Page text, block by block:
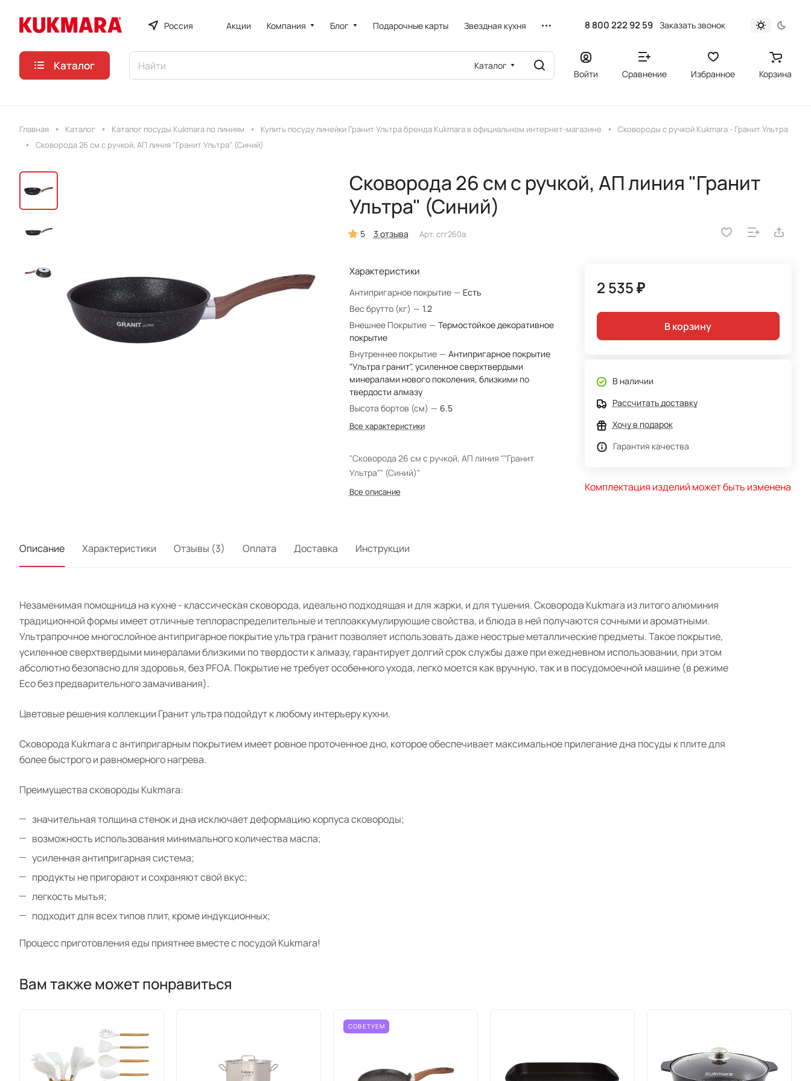
Россия Акции Компания Блог Подарочные карты Звездная кухня 8 800 222 92 59 Заказать звонок
Каталог Каталог
Войти Сравнение Избранное Корзина
Главная Каталог Каталог посуды Kukmara по линиям Купить посуду линейки Гранит Ультра бренда Kukmara в официальном интернет-магазине
Сковороды с ручкой Kukmara - Гранит Ультра
Сковорода 26 см с ручкой, АП линия "Гранит Ультра" (Синий)
Сковорода 26 см с ручкой, АП линия "Гранит
Ультра" (Синий)
5 3 отзыва Арт. сгг260а
Характеристики
Антипригарное покрытие — Есть
Вес брутто (кг) — 1.2
Внешнее Покрытие — Термостойкое декоративное
покрытие
Внутреннее покрытие — Антипригарное покрытие
"Ультра гранит", усиленное сверхтвердыми
минералами нового поколения, близкими по
твердости алмазу
Высота бортов (см) — 6.5
Все характеристики
"Сковорода 26 см с ручкой, АП линия ""Гранит
Ультра"" (Синий)"
Все описание
2 535 ₽
В корзину
В наличии
Рассчитать доставку
Хочу в подарок
Гарантия качества
Комплектация изделий может быть изменена
Описание Характеристики Отзывы (3) Оплата Доставка Инструкции
Незаменимая помощница на кухне - классическая сковорода, идеально подходящая и для жарки, и для тушения. Сковорода Kukmara из литого алюминия
традиционной формы имеет отличные теплораспределительные и теплоаккумулирующие свойства, и блюда в ней получаются сочными и ароматными.
Ультрапрочное многослойное антипригарное покрытие ультра гранит позволяет использовать даже неострые металлические предметы. Такое покрытие,
усиленное сверхтвердыми минералами близкими по твердости к алмазу, гарантирует долгий срок службы даже при ежедневном использовании, при этом
абсолютно безопасно для здоровья, без PFOA. Покрытие не требует особенного ухода, легко моется как вручную, так и в посудомоечной машине (в режиме
Eco без предварительного замачивания).
Цветовые решения коллекции Гранит ультра подойдут к любому интерьеру кухни.
Сковорода Kukmara с антипригарным покрытием имеет ровное проточенное дно, которое обеспечивает максимальное прилегание дна посуды к плите для
более быстрого и равномерного нагрева.
Преимущества сковороды Kukmara:
значительная толщина стенок и дна исключает деформацию корпуса сковороды;
возможность использования минимального количества масла;
усиленная антипригарная система;
продукты не пригорают и сохраняют свой вкус;
легкость мытья;
подходит для всех типов плит, кроме индукционных;
Процесс приготовления еды приятнее вместе с посудой Kukmara!
Вам также может понравиться
СОВЕТУЕМ